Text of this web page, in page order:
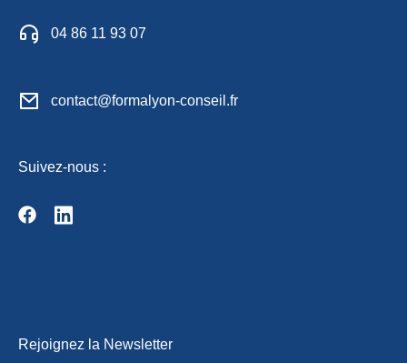
04 86 11 93 07
contact@formalyon-conseil.fr
Suivez-nous :
Rejoignez la Newsletter